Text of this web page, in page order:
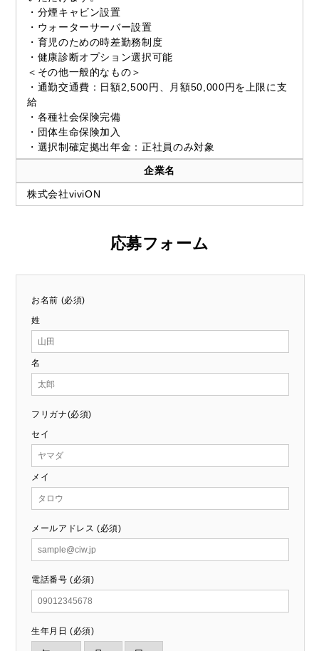
・分煙キャビン設置
・ウォーターサーバー設置
・育児のための時差勤務制度
・健康診断オプション選択可能
＜その他一般的なもの＞
・通勤交通費：日額2,500円、月額50,000円を上限に支
給
・各種社会保険完備
・団体生命保険加入
・選択制確定拠出年金：正社員のみ対象
企業名
株式会社viviON
応募フォーム
お名前 (必須)
姓
名
フリガナ(必須)
セイ
メイ
メールアドレス (必須)
電話番号 (必須)
生年月日 (必須)